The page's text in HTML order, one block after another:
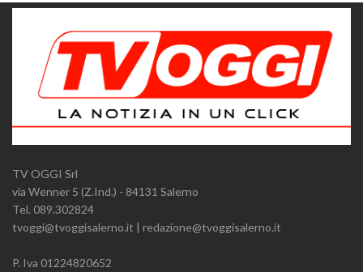
TV OGGI Srl
via Wenner 5 (Z.Ind.) - 84131 Salerno
Tel. 089.302824
tvoggi@tvoggisalerno.it | redazione@tvoggisalerno.it
P. Iva 01224820652